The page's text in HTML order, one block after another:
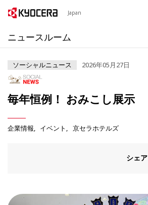
Japan
ニュースルーム
ソーシャルニュース 2026年05月27日
毎年恒例！ おみこし展示
企業情報 イベント 京セラホテルズ
シェア